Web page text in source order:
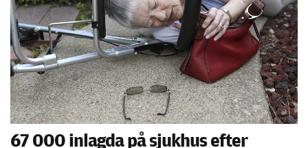
67 000 inlagda på sjukhus efter